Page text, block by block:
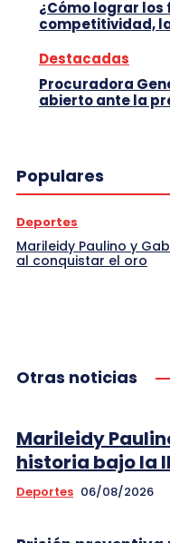
¿Cómo lograr
competitividad,
Destacadas
Procuradora
abierto ante la
Populares
Deportes
Marileidy Paulino y
al conquistar el oro
Otras noticias
Marileidy
historia bajo la
Deportes 06/08/2026